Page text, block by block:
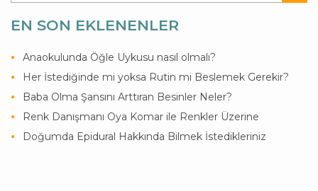
EN SON EKLENENLER
Anaokulunda Öğle Uykusu nasıl olmalı?
Her İstediğinde mi yoksa Rutin mi Beslemek Gerekir?
Baba Olma Şansını Arttıran Besinler Neler?
Renk Danışmanı Oya Komar ile Renkler Üzerine
Doğumda Epidural Hakkında Bilmek İstedikleriniz